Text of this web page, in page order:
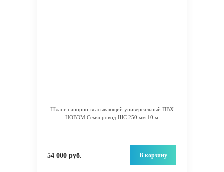
Шланг напорно-всасывающий универсальный ПВХ
НОВЭМ Семяпровод ШС 250 мм 10 м
54 000 руб. В корзину